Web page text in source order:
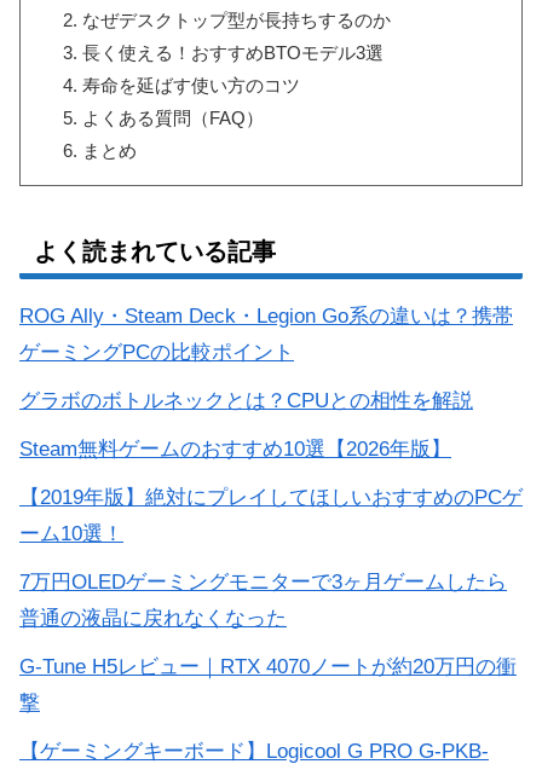
なぜデスクトップ型が長持ちするのか
長く使える！おすすめBTOモデル3選
寿命を延ばす使い方のコツ
よくある質問（FAQ）
まとめ
よく読まれている記事
ROG Ally・Steam Deck・Legion Go系の違いは？携帯
ゲーミングPCの比較ポイント
グラボのボトルネックとは？CPUとの相性を解説
Steam無料ゲームのおすすめ10選【2026年版】
【2019年版】絶対にプレイしてほしいおすすめのPCゲ
ーム10選！
7万円OLEDゲーミングモニターで3ヶ月ゲームしたら
普通の液晶に戻れなくなった
G-Tune H5レビュー｜RTX 4070ノートが約20万円の衝
撃
【ゲーミングキーボード】Logicool G PRO G-PKB-